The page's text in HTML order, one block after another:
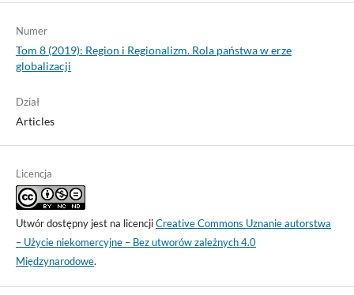
Numer
Tom 8 (2019): Region i Regionalizm. Rola państwa w erze
globalizacji
Dział
Articles
Licencja
Utwór dostępny jest na licencjiCreative Commons Uznanie autorstwa
– Użycie niekomercyjne – Bez utworów zależnych 4.0
Międzynarodowe.